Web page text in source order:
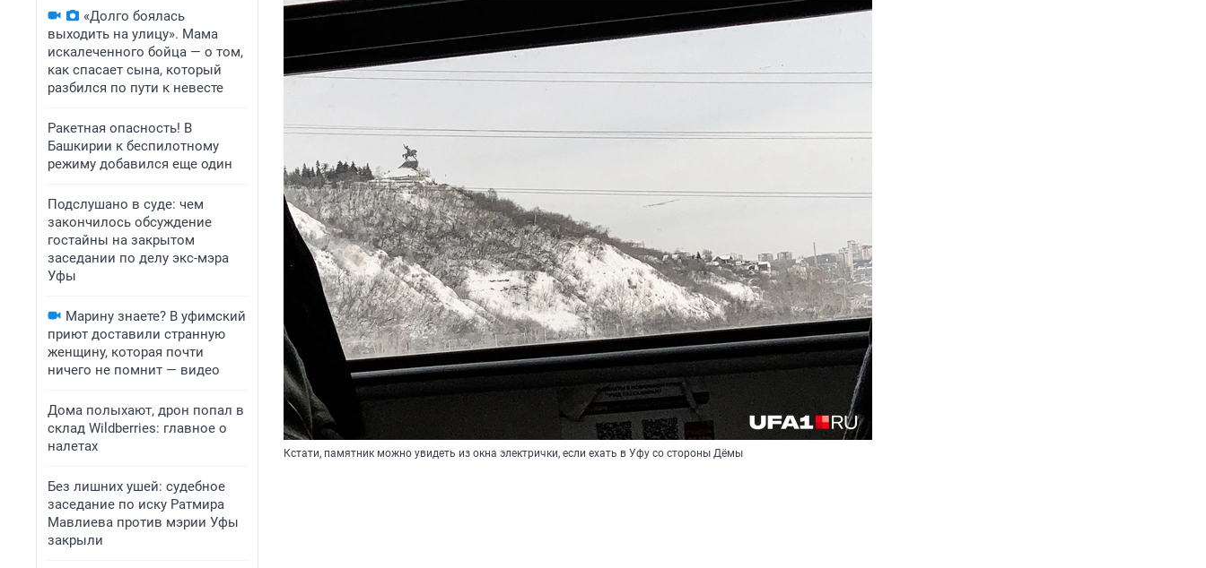
«Долго боялась
выходить на улицу». Мама
искалеченного бойца — о том,
как спасает сына, который
разбился по пути к невесте
Ракетная опасность! В
Башкирии к беспилотному
режиму добавился еще один
Подслушано в суде: чем
закончилось обсуждение
гостайны на закрытом
заседании по делу экс-мэра
Уфы
Марину знаете? В уфимский
приют доставили странную
женщину, которая почти
ничего не помнит — видео
Дома полыхают, дрон попал в
склад Wildberries: главное о
налетах
Без лишних ушей: судебное
заседание по иску Ратмира
Мавлиева против мэрии Уфы
закрыли
Кстати, памятник можно увидеть из окна электрички, если ехать в Уфу со стороны Дёмы